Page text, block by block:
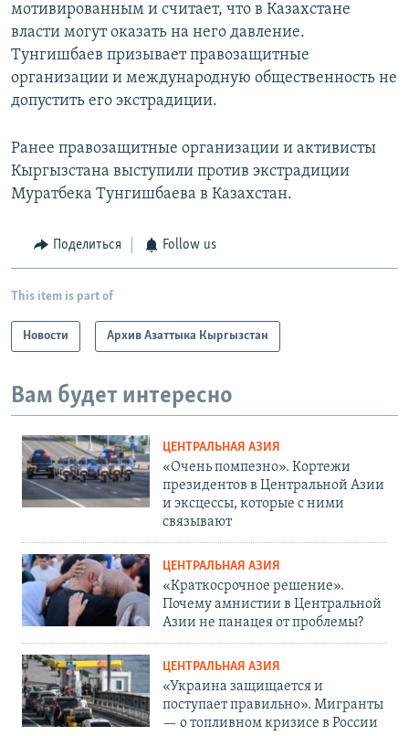
мотивированным и считает, что в Казахстане
власти могут оказать на него давление.
Тунгишбаев призывает правозащитные
организации и международную общественность не
допустить его экстрадиции.
Ранее правозащитные организации и активисты
Кыргызстана выступили против экстрадиции
Муратбека Тунгишбаева в Казахстан.
Поделиться Follow us
This item is part of
Новости Архив Азаттыка Кыргызстан
Вам будет интересно
ЦЕНТРАЛЬНАЯ АЗИЯ
«Очень помпезно». Кортежи
президентов в Центральной Азии
и эксцессы, которые с ними
связывают
ЦЕНТРАЛЬНАЯ АЗИЯ
«Краткосрочное решение».
Почему амнистии в Центральной
Азии не панацея от проблемы?
ЦЕНТРАЛЬНАЯ АЗИЯ
«Украина защищается и
поступает правильно». Мигранты
— о топливном кризисе в России